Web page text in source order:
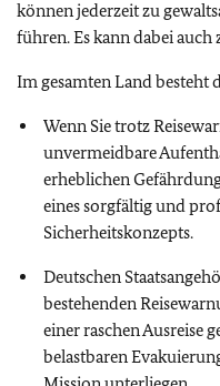
können jederzeit zu
führen. Es kann dabei
Im gesamten Land besteht
Wenn Sie trotz
unvermeidbare
erheblichen
eines sorgfältig und
Sicherheitskonzepts.
Deutschen
bestehenden
einer raschen Ausreise
belastbaren